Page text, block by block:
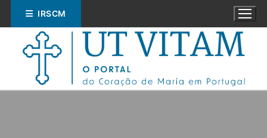
Saltar
para
conteúdo
IRSCM